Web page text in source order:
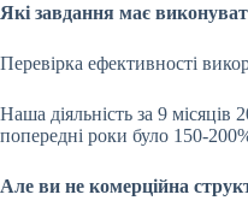
Які завдання має
Перевірка ефективності
Наша діяльність за 9
попередні роки було 150-
Але ви не комерційна